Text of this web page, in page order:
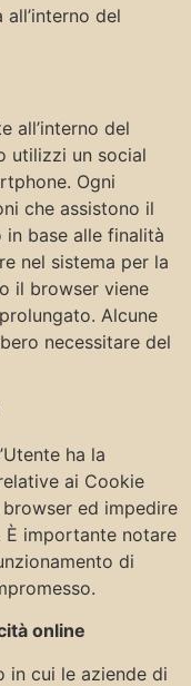
del
all’interno del
utilizzi un social
Ogni
che assistono il
in base alle finalità
nel sistema per la
il browser viene
Alcune
necessitare del
ha la
ai Cookie
ed impedire
È importante notare
di
online
in cui le aziende di